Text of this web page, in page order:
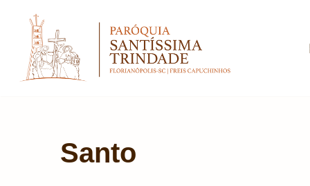
Pular
para
Santo